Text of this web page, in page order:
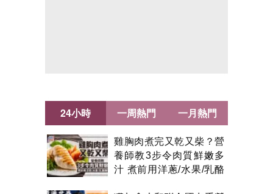
24小時
雞胸肉煮完又乾又柴？營
養師教3步令肉質鮮嫩多
汁 煮前用洋蔥/水果/乳酪
一周熱門 一月熱門